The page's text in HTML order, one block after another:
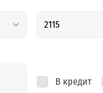
2115
В кредит